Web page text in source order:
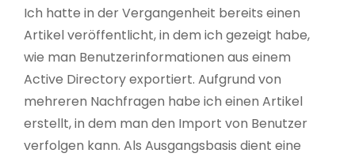
Ich hatte in der Vergangenheit bereits einen
Artikel veröffentlicht, in dem ich gezeigt habe,
wie man Benutzerinformationen aus einem
Active Directory exportiert. Aufgrund von
mehreren Nachfragen habe ich einen Artikel
erstellt, in dem man den Import von Benutzer
verfolgen kann. Als Ausgangsbasis dient eine